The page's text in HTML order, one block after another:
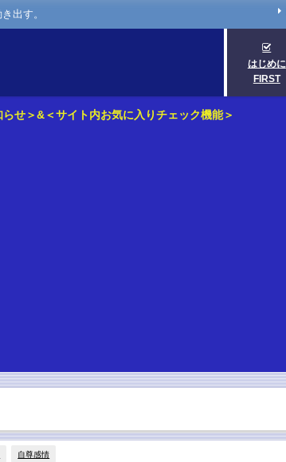
出す。
はじめに
FIRST
らせ＞&＜サイト内お気に入りチェック機能＞
自尊感情